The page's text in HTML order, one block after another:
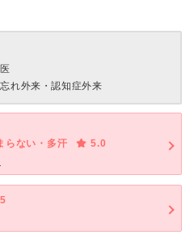
れ外来・認知症外来
らない・多汗
5.0